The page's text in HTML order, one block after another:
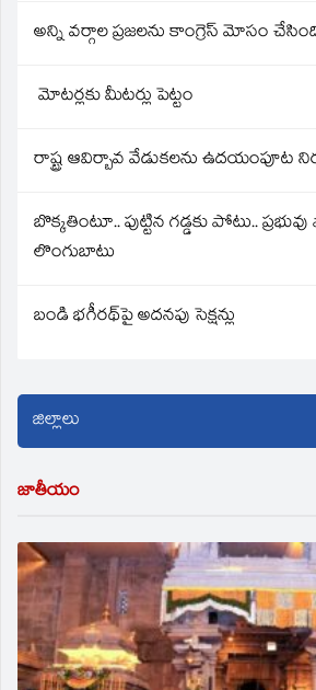
అన్ని వర్గాల ప్రజలను కాంగ్రెస్ మోసం
మోటర్లకు మీటర్లు పెట్టం
రాష్ట్ర ఆవిర్బావ వేడుకలను ఉదయంపూట
బొక్కతింటూ.. పుట్టిన గడ్డకు పోటు..
లొంగుబాటు
బండి భగీరథ్‌పై అదనపు సెక్షన్లు
జాతీయం